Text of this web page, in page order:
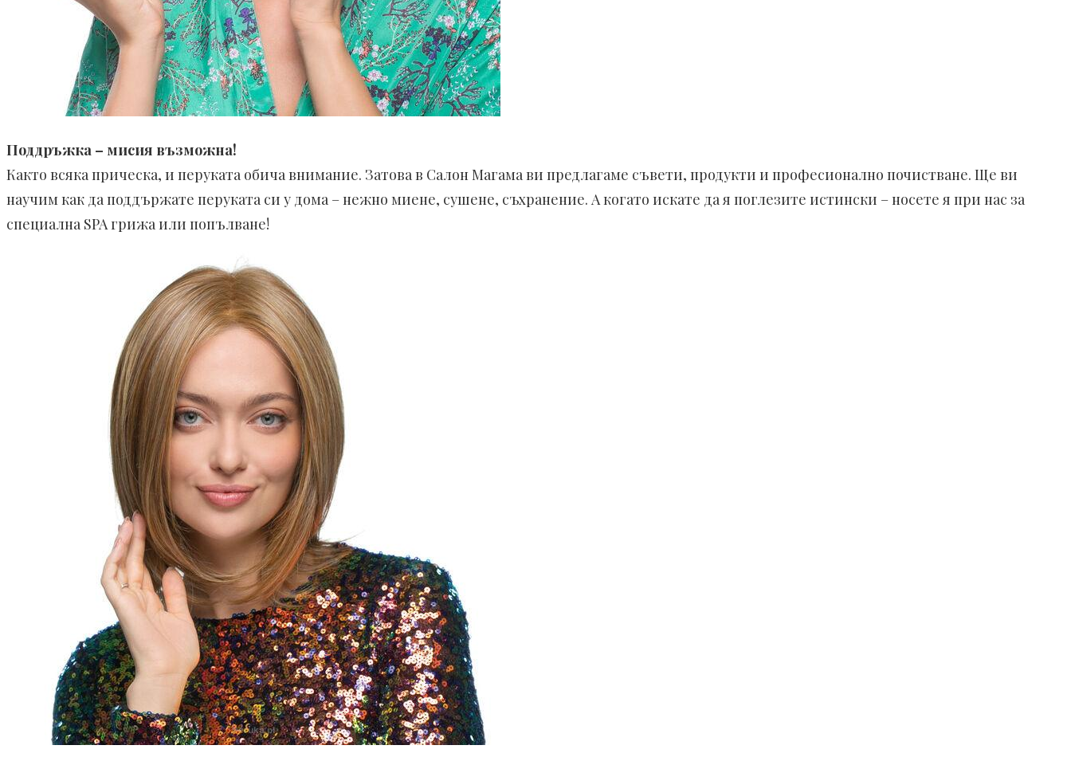
Поддръжка – мисия възможна!
Както всяка прическа, и перуката обича внимание. Затова в Салон Магама ви предлагаме съвети, продукти и професионално почистване. Ще ви
научим как да поддържате перуката си у дома – нежно миене, сушене, съхранение. А когато искате да я поглезите истински – носете я при нас за
специална SPA грижа или попълване!